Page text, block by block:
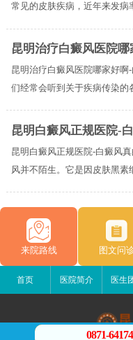
常见的皮肤疾病，近年来发病
昆明治疗白癜风医院
昆明治疗白癜风医院哪家好
们经常会听到关于疾病传染的
昆明白癜风正规医院-
昆明白癜风正规医院-白癜风
风并不陌生。它是因皮肤黑素
来院路线 图文问
首页 医院简介 医生
0871-